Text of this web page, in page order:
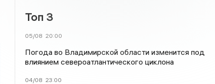
Топ 3
05/08 20:00
Погода во Владимирской области изменится под
влиянием североатлантического циклона
04/08 23:00